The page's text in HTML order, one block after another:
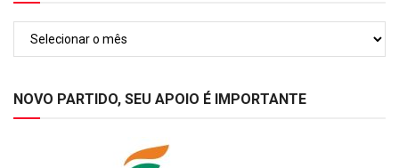
NOVO PARTIDO, SEU APOIO É IMPORTANTE